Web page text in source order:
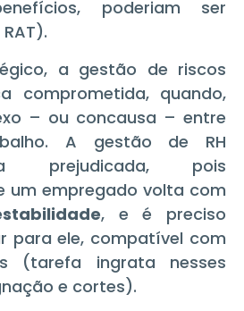
poderiam ser
a gestão de riscos
comprometida, quando,
– ou concausa – entre
A gestão de RH
prejudicada, pois
um empregado volta com
, e é preciso
para ele, compatível com
(tarefa ingrata nesses
e cortes).